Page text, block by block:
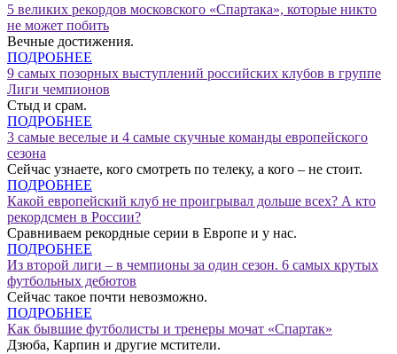
5 великих рекордов московского «Спартака», которые никто
не может побить
Вечные достижения.
ПОДРОБНЕЕ
9 самых позорных выступлений российских клубов в группе
Лиги чемпионов
Стыд и срам.
ПОДРОБНЕЕ
3 самые веселые и 4 самые скучные команды европейского
сезона
Сейчас узнаете, кого смотреть по телеку, а кого – не стоит.
ПОДРОБНЕЕ
Какой европейский клуб не проигрывал дольше всех? А кто
рекордсмен в России?
Сравниваем рекордные серии в Европе и у нас.
ПОДРОБНЕЕ
Из второй лиги – в чемпионы за один сезон. 6 самых крутых
футбольных дебютов
Сейчас такое почти невозможно.
ПОДРОБНЕЕ
Как бывшие футболисты и тренеры мочат «Спартак»
Дзюба, Карпин и другие мстители.